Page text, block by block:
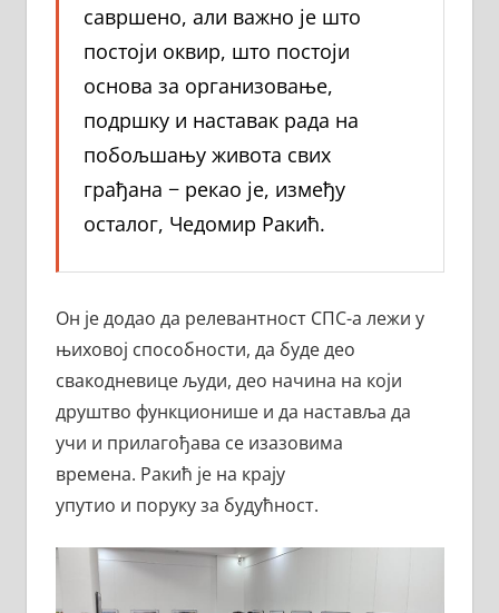
савршено, али важно је што
постоји оквир, што постоји
основа за организовање,
подршку и наставак рада на
побољшању живота свих
грађана − рекао је, између
осталог, Чедомир Ракић.
Он је додао да релевантност СПС-а лежи у
њиховој способности, да буде део
свакодневице људи, део начина на који
друштво функционише и да наставља да
учи и прилагођава се изазовима
времена. Ракић је на крају
упутио и поруку за будућност.